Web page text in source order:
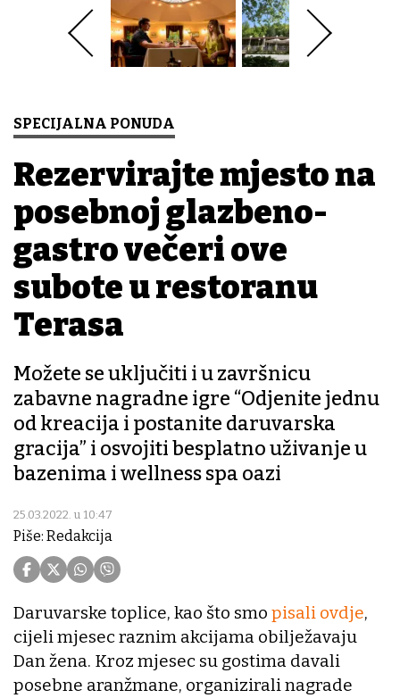
SPECIJALNA PONUDA
Rezervirajte mjesto na
posebnoj glazbeno-
gastro večeri ove
subote u restoranu
Terasa
Možete se uključiti i u završnicu
zabavne nagradne igre “Odjenite jednu
od kreacija i postanite daruvarska
gracija” i osvojiti besplatno uživanje u
bazenima i wellness spa oazi
25.03.2022. u 10:47
Piše: Redakcija
Daruvarske toplice, kao što smo pisali ovdje,
cijeli mjesec raznim akcijama obilježavaju
Dan žena. Kroz mjesec su gostima davali
posebne aranžmane, organizirali nagrade